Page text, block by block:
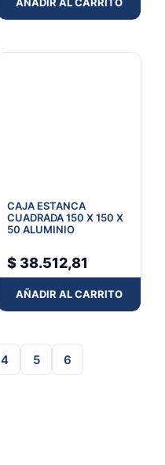
CAJA ESTANCA
CUADRADA 150 X 150 X
50 ALUMINIO
$ 38.512,81
AÑADIR AL CARRITO
4 5 6